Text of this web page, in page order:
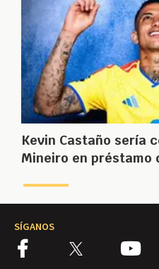
Kevin Castaño sería
Mineiro en préstamo
SÍGANOS